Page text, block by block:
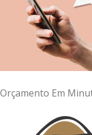
Orçamento Em